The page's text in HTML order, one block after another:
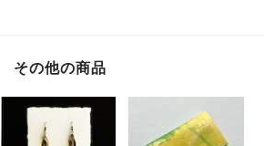
その他の商品